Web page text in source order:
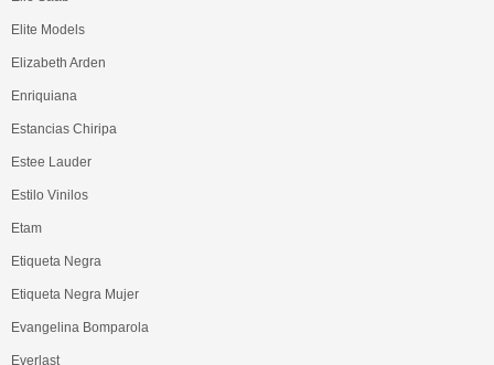
Elite Models
Elizabeth Arden
Enriquiana
Estancias Chiripa
Estee Lauder
Estilo Vinilos
Etam
Etiqueta Negra
Etiqueta Negra Mujer
Evangelina Bomparola
Everlast